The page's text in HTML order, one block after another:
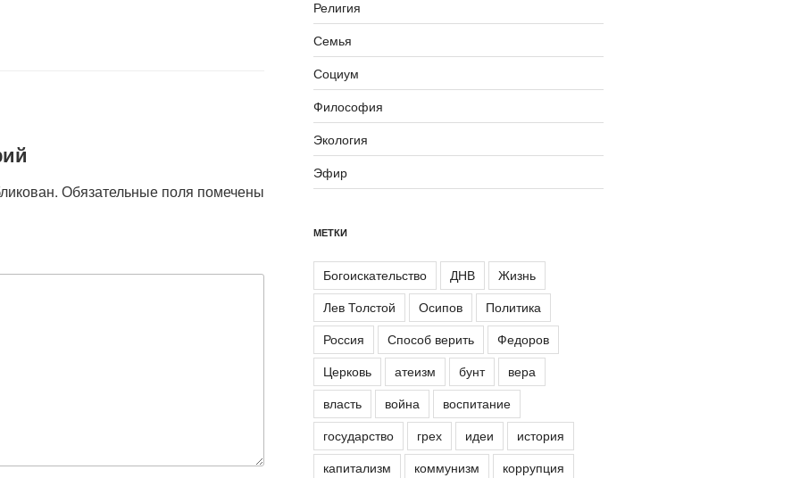
Обязательные поля помечены
Религия
Семья
Социум
Философия
Экология
Эфир
МЕТКИ
Богоискательство ДНВ
Жизнь
Лев Толстой
Осипов
Политика
Россия
Способ верить
Федоров
Церковь
атеизм бунт
вера
власть
война
воспитание
государство
грех идеи
история
капитализм
коммунизм
коррупция